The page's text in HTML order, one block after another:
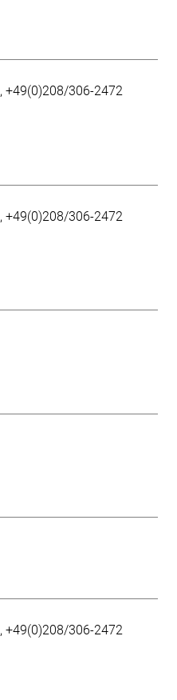
+49(0)208/306-2472
+49(0)208/306-2472
+49(0)208/306-2472